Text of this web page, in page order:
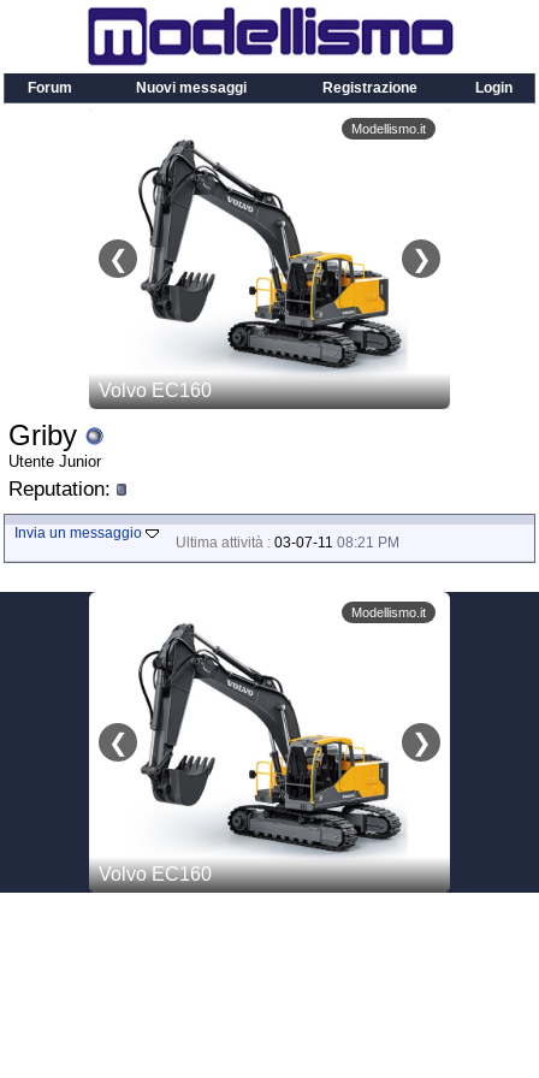
Forum Nuovi messaggi Registrazione Login
Griby
Utente Junior
Reputation:
Invia un messaggio
Ultima attività : 03-07-11 08:21 PM